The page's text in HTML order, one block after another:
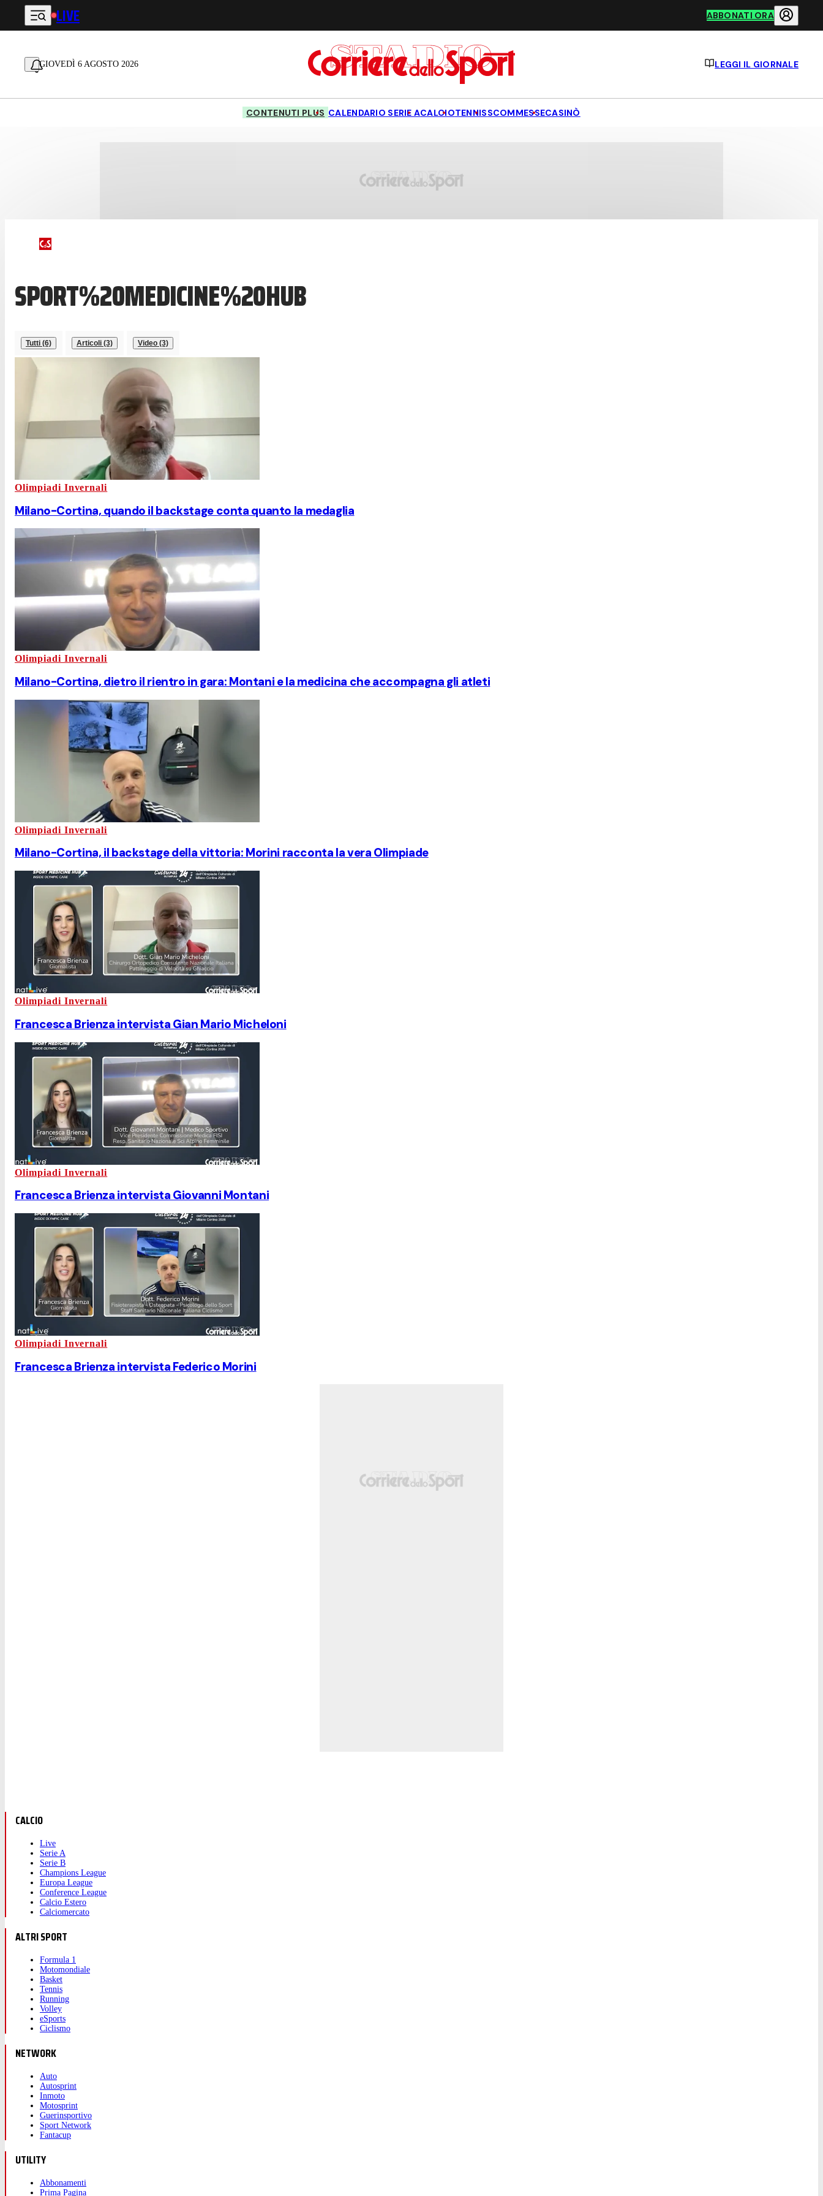
Vai al contenuto principale
LIVE ABBONATI ORA
GIOVEDÌ 6 AGOSTO 2026 LEGGI IL GIORNALE
CONTENUTI PLUS CALENDARIO SERIE ACALCIOTENNISSCOMMESSECASINÒ
SPORT%20MEDICINE%20HUB
Tutti (6) Articoli (3) Video (3)
Olimpiadi Invernali
Milano-Cortina, quando il backstage conta quanto la medaglia
Olimpiadi Invernali
Milano-Cortina, dietro il rientro in gara: Montani e la medicina che accompagna gli atleti
Olimpiadi Invernali
Milano-Cortina, il backstage della vittoria: Morini racconta la vera Olimpiade
Olimpiadi Invernali
Francesca Brienza intervista Gian Mario Micheloni
Olimpiadi Invernali
Francesca Brienza intervista Giovanni Montani
Olimpiadi Invernali
Francesca Brienza intervista Federico Morini
CALCIO
Live
Serie A
Serie B
Champions League
Europa League
Conference League
Calcio Estero
Calciomercato
ALTRI SPORT
Formula 1
Motomondiale
Basket
Tennis
Running
Volley
eSports
Ciclismo
NETWORK
Auto
Autosprint
Inmoto
Motosprint
Guerinsportivo
Sport Network
Fantacup
UTILITY
Abbonamenti
Prima Pagina